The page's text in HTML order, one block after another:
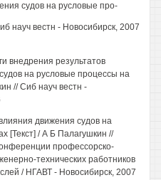
судов на русловые про-
науч вестн - Новосибирск, 2007
внедрения результатов
на русловые процессы на
// Сиб науч вестн -
движения судов на
[Текст] / А Б Палагушкин //
профессорско-
технических работников
/ НГАВТ - Новосибирск, 2007